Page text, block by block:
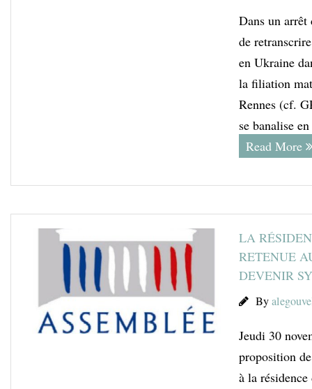
Dans un arrêt
de
en Ukraine
la filiation
Rennes (cf.
se banalise
Read More
LA
RETENUE
DEVENIR
By
Jeudi 30
proposition
à la résidence